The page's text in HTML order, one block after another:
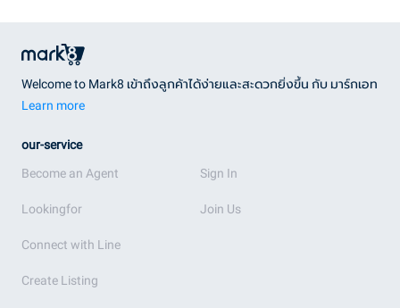
Welcome to Mark8 เข้าถึงลูกค้าได้ง่ายและสะดวกยิ่งขึ้น กับ มาร์กเอท
Learn more
our-service
Become an Agent
Lookingfor
Connect with Line
Create Listing
Sign In
Join Us